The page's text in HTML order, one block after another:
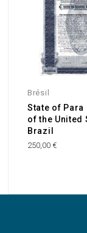
Brésil
State of Para
of the United
Brazil
250,00 €